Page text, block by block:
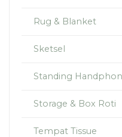
Rug & Blanket
Sketsel
Standing
Storage & Box Roti
Tempat Tissue